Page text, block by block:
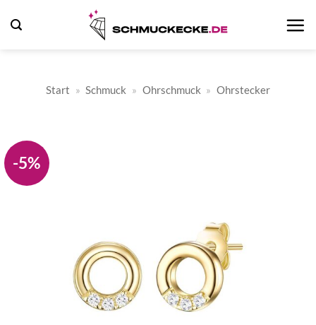
Inhalt
Start » Schmuck » Ohrschmuck » Ohrstecker
-5%